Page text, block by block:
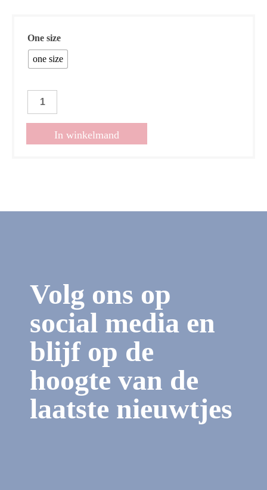
One size
one size
Topje
zwart
In winkelmand
Volg ons op
social media en
blijf op de
hoogte van de
laatste nieuwtjes